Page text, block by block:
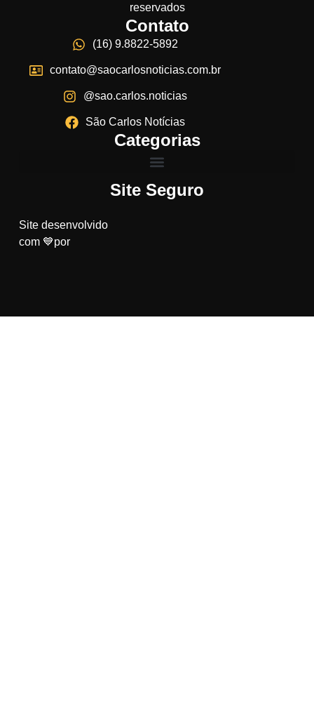
reservados
Contato
(16) 9.8822-5892
contato@saocarlosnoticias.com.br
@sao.carlos.noticias
São Carlos Notícias
Categorias
Site Seguro
Site desenvolvido
com 💙por